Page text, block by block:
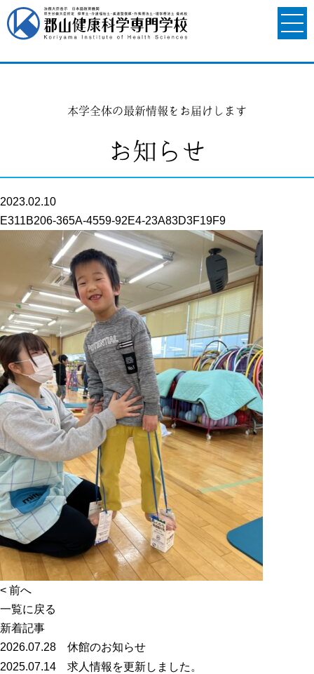
本学全体の最新情報をお届けします
お知らせ
2023.02.10
E311B206-365A-4559-92E4-23A83D3F19F9
< 前へ
一覧に戻る
新着記事
2026.07.28 休館のお知らせ
2025.07.14 求人情報を更新しました。